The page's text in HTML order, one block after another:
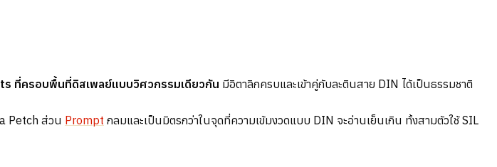
ที่ครอบพื้นที่ดิสเพลย์แบบวิศวกรรมเดียวกัน มีอิตาลิกครบและเข้าคู่กับละตินสาย DIN ได้เป็นธรรมชาติ
Petch ส่วน Prompt กลมและเป็นมิตรกว่าในจุดที่ความเข้มงวดแบบ DIN จะอ่านเย็นเกิน ทั้งสามตัวใช้ SIL